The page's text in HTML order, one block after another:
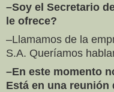
–Soy el Secretario
le ofrece?
–Llamamos de la
S.A. Queríamos
–En este momento
Está en una reunión